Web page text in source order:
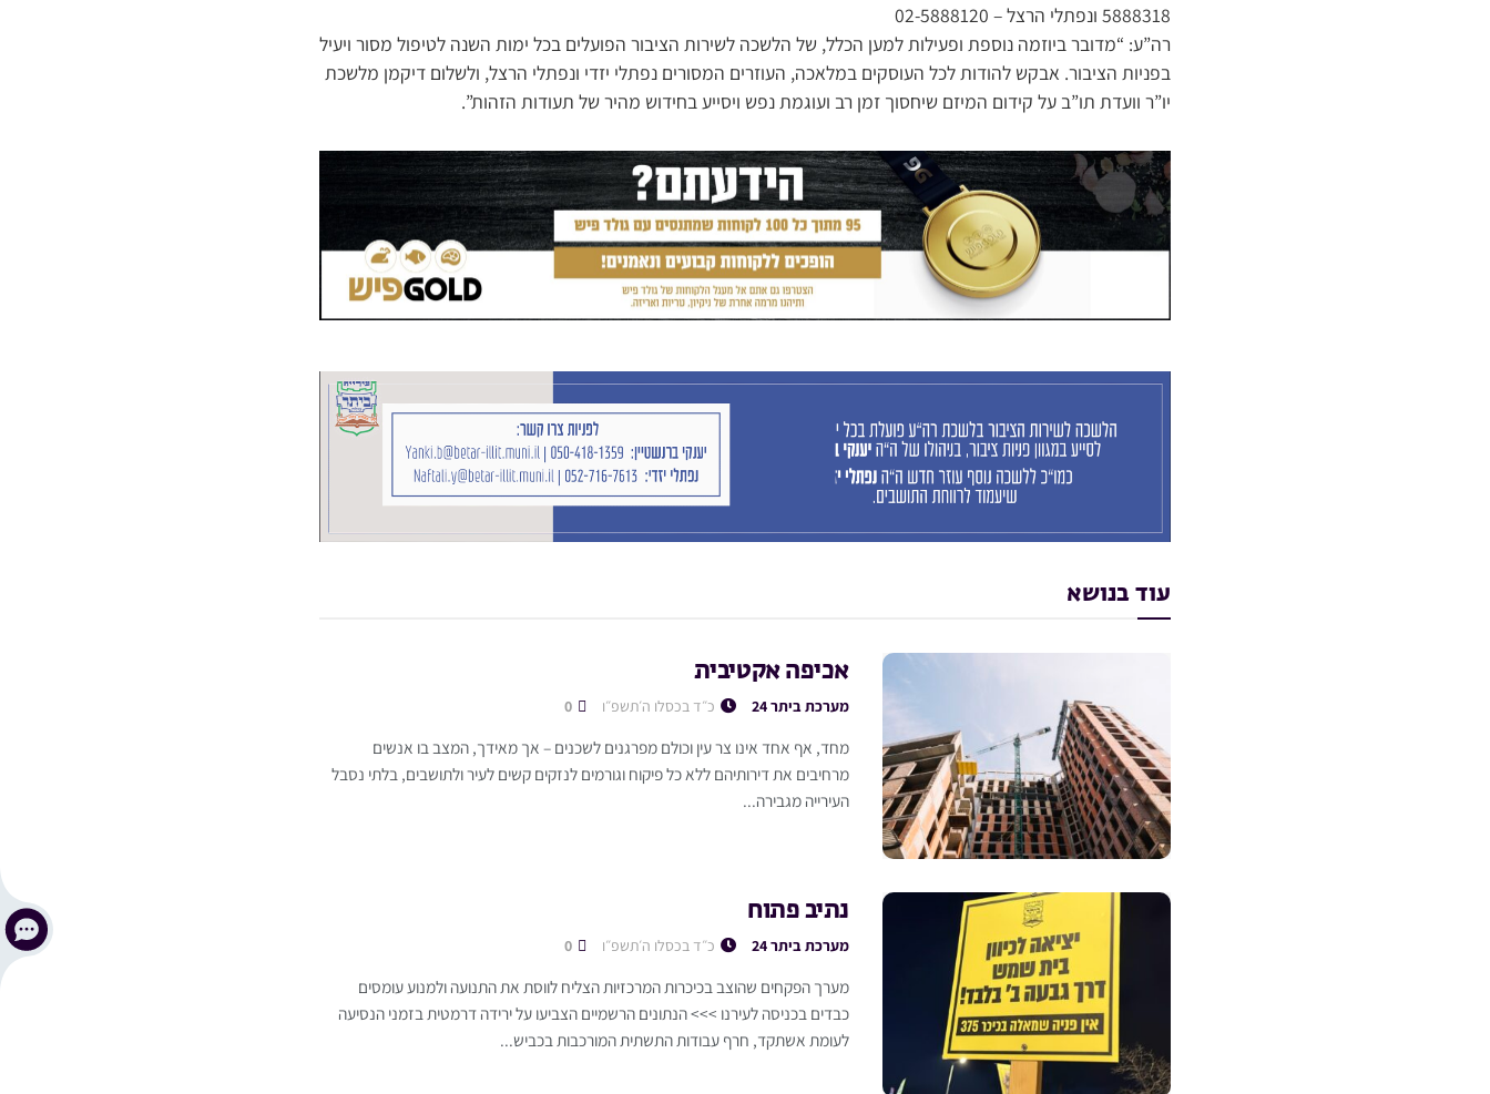
5888318 ונפתלי הרצל – 02-5888120
רה”ע: “מדובר ביוזמה נוספת ופעילות למען הכלל, של הלשכה לשירות הציבור הפועלים בכל ימות השנה לטיפול מסור ויעיל
בפניות הציבור. אבקש להודות לכל העוסקים במלאכה, העוזרים המסורים נפתלי יזדי ונפתלי הרצל, ולשלום דיקמן מלשכת
יו”ר וועדת תו”ב על קידום המיזם שיחסוך זמן רב ועוגמת נפש ויסייע בחידוש מהיר של תעודות הזהות”.
עוד בנושא
אכיפה אקטיבית
מערכת ביתר 24 כ״ד בכסלו ה׳תשפ״ו
מחד, אף אחד אינו צר עין וכולם מפרגנים לשכנים – אך מאידך, המצב בו אנשים
מרחיבים את דירותיהם ללא כל פיקוח וגורמים לנזקים קשים לעיר ולתושבים, בלתי נסבל
העירייה מגבירה...
נתיב פתוח
מערכת ביתר 24 כ״ד בכסלו ה׳תשפ״ו
מערך הפקחים שהוצב בכיכרות המרכזיות הצליח לווסת את התנועה ולמנוע עומסים
כבדים בכניסה לעירנו >>> הנתונים הרשמיים הצביעו על ירידה דרמטית בזמני הנסיעה
לעומת אשתקד, חרף עבודות התשתית המורכבות בכביש...